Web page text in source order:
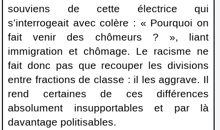
souviens de cette électrice qui
s’interrogeait avec colère : « Pourquoi on
fait venir des chômeurs ? », liant
immigration et chômage. Le racisme ne
fait donc pas que recouper les divisions
entre fractions de classe : il les aggrave. Il
rend certaines de ces différences
absolument insupportables et par là
davantage politisables.